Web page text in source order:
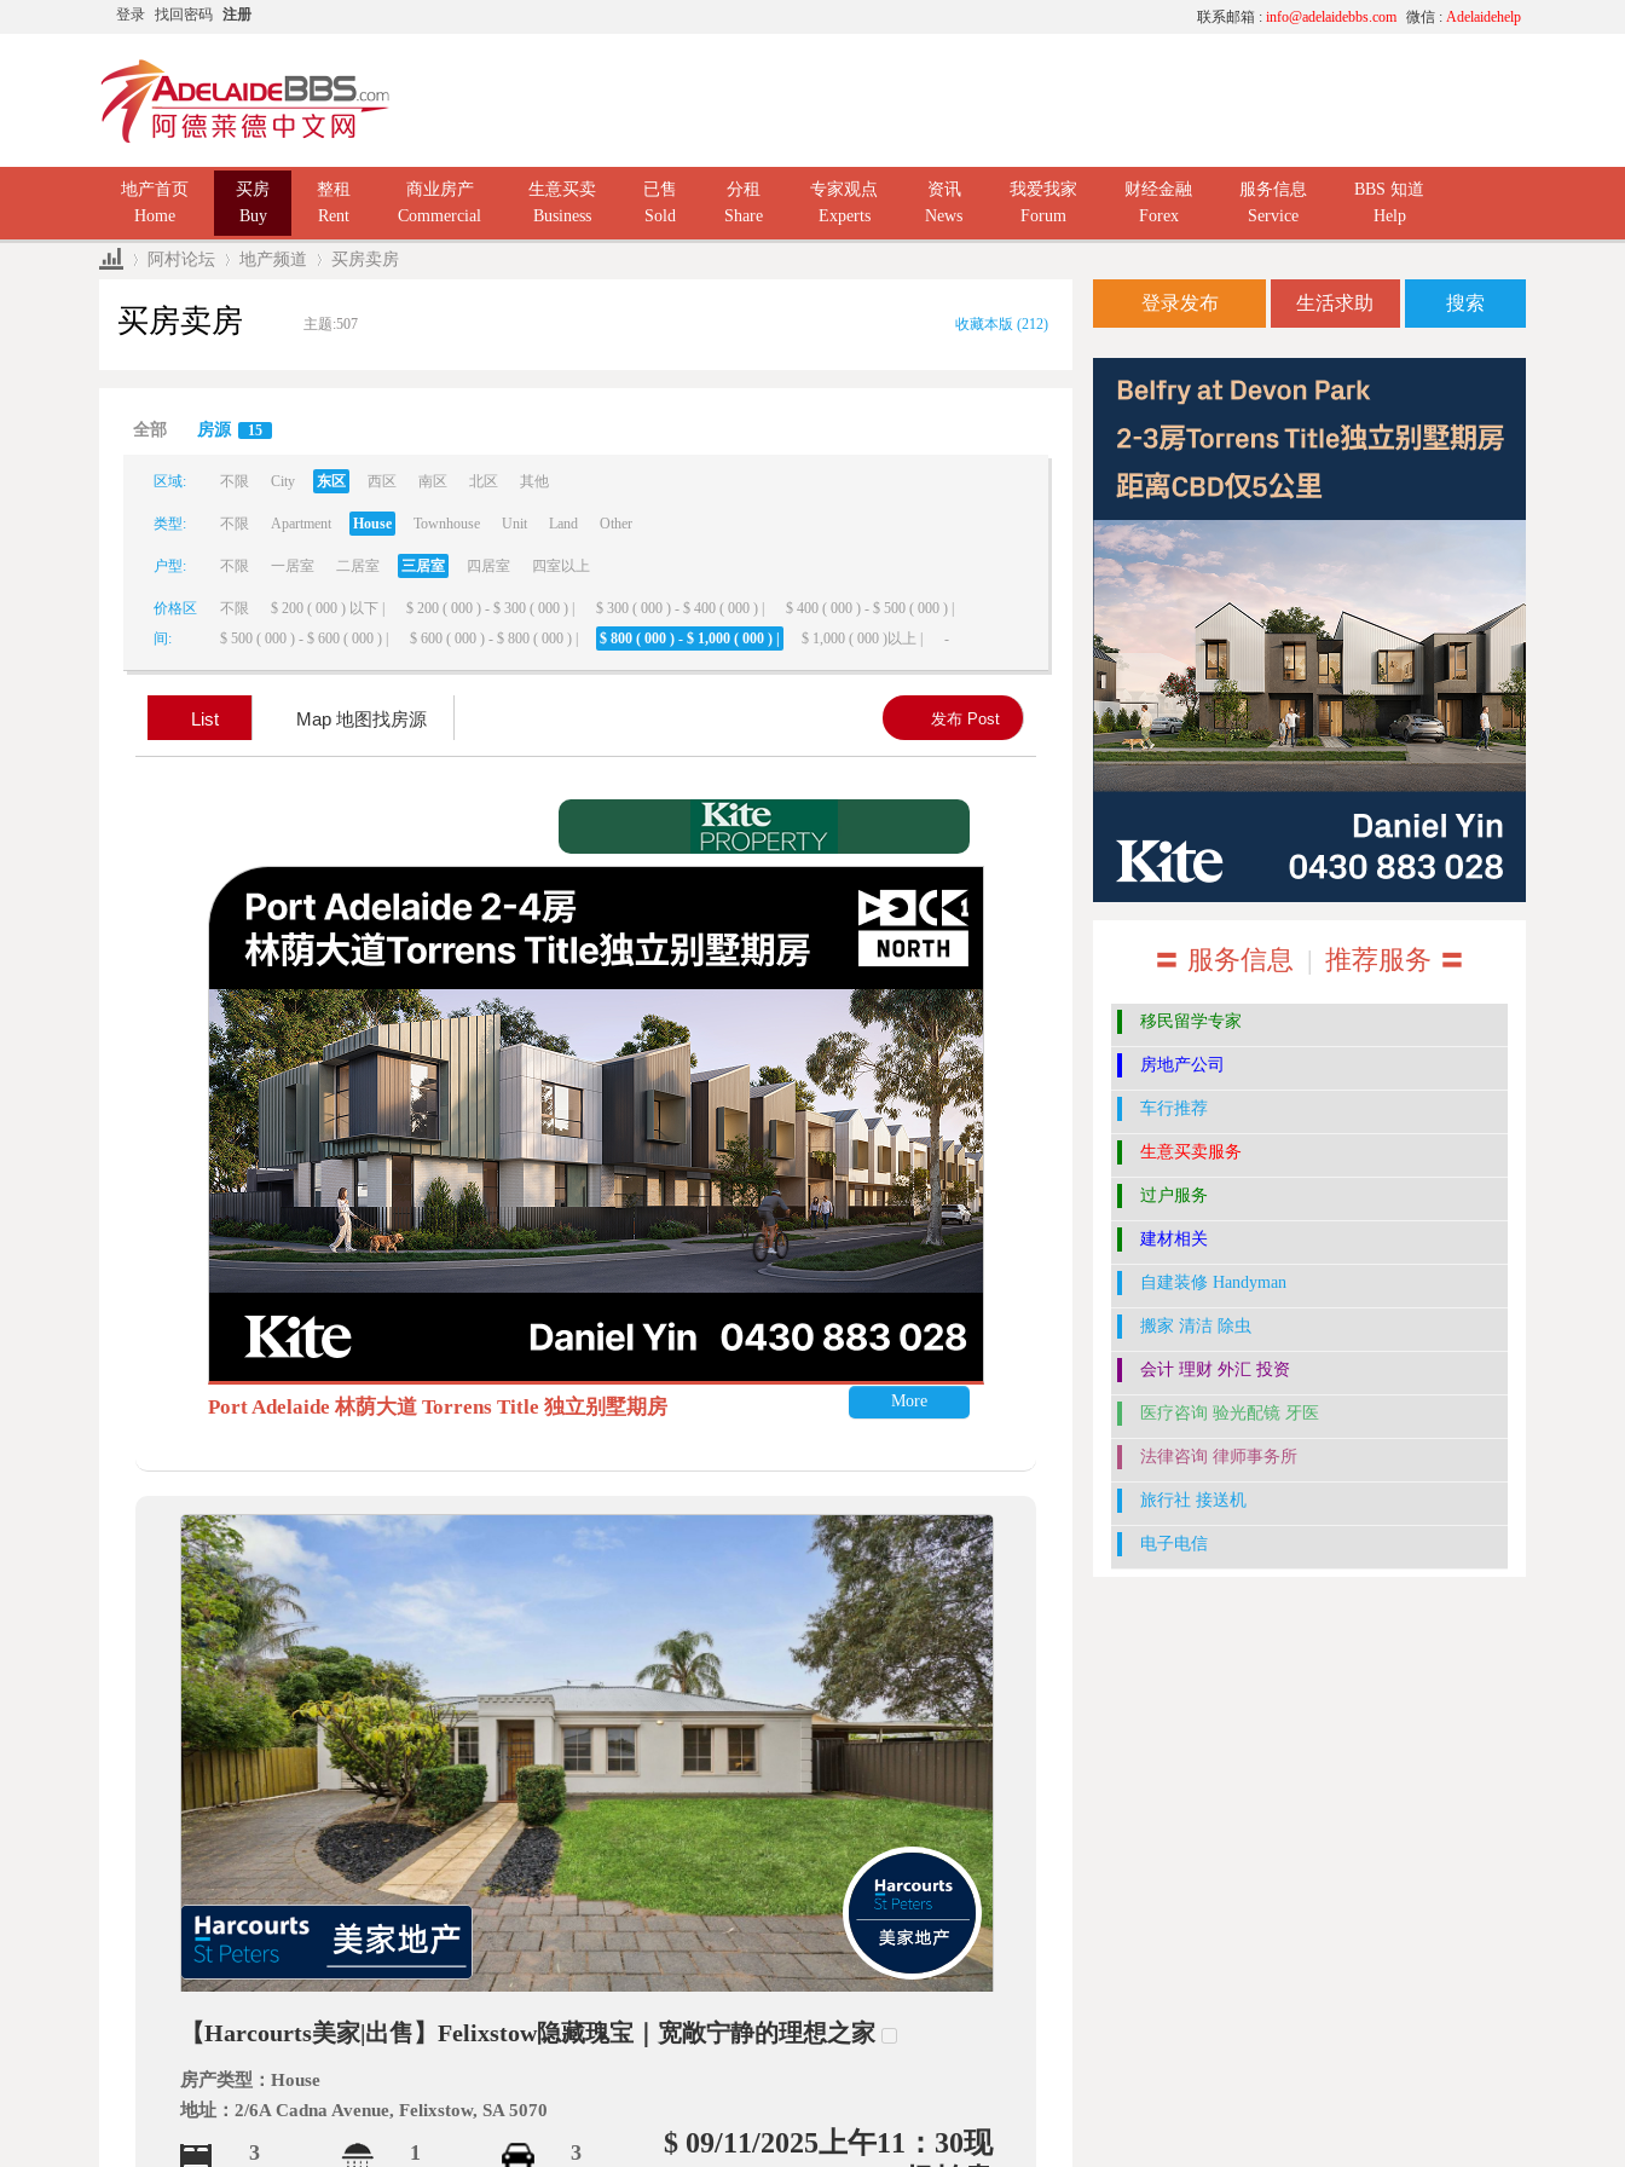
登录 找回密码 注册 微信 : Adelaidehelp
联系邮箱 : info@adelaidebbs.com
地产首页
Home
买房
Buy
整租
Rent
商业房产
Commercial
生意买卖
Business
已售
Sold
分租
Share
专家观点
Experts
资讯
News
我爱我家
Forum
财经金融
Forex
服务信息
Service
BBS 知道
Help
阿村论坛 地产频道 买房卖房
买房卖房 主题:507 收藏本版 (212)
全部 房源 15
区域: 不限 City 东区 西区 南区 北区 其他
类型: 不限 Apartment House Townhouse Unit Land Other
户型: 不限 一居室 二居室 三居室 四居室 四室以上
价格区
间:
不限 $ 200 ( 000 ) 以下 | $ 200 ( 000 ) - $ 300 ( 000 ) | $ 300 ( 000 ) - $ 400 ( 000 ) |
$ 400 ( 000 ) - $ 500 ( 000 ) |
$ 500 ( 000 ) - $ 600 ( 000 ) |
$ 600 ( 000 ) - $ 800 ( 000 ) | $ 800 ( 000 ) - $ 1,000 ( 000 ) | $ 1,000 ( 000 )以上 | -
List Map 地图找房源 发布 Post
Port Adelaide 林荫大道 Torrens Title 独立别墅期房 More
【Harcourts美家|出售】Felixstow隐藏瑰宝｜宽敞宁静的理想之家
房产类型：House
地址：2/6A Cadna Avenue, Felixstow, SA 5070
3 1 3
$ 09/11/2025上午11：30现
登录发布 生活求助 搜索
〓 服务信息 | 推荐服务 〓
移民留学专家
房地产公司
车行推荐
生意买卖服务
过户服务
建材相关
自建装修 Handyman
搬家 清洁 除虫
会计 理财 外汇 投资
医疗咨询 验光配镜 牙医
法律咨询 律师事务所
旅行社 接送机
电子电信